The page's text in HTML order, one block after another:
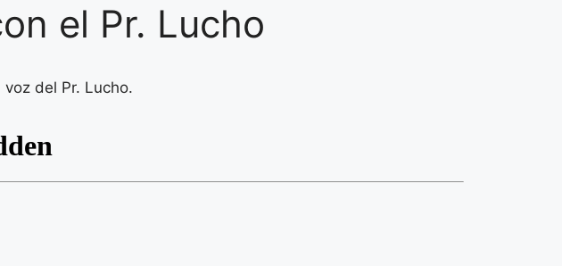
el Pr. Lucho
del Pr. Lucho.